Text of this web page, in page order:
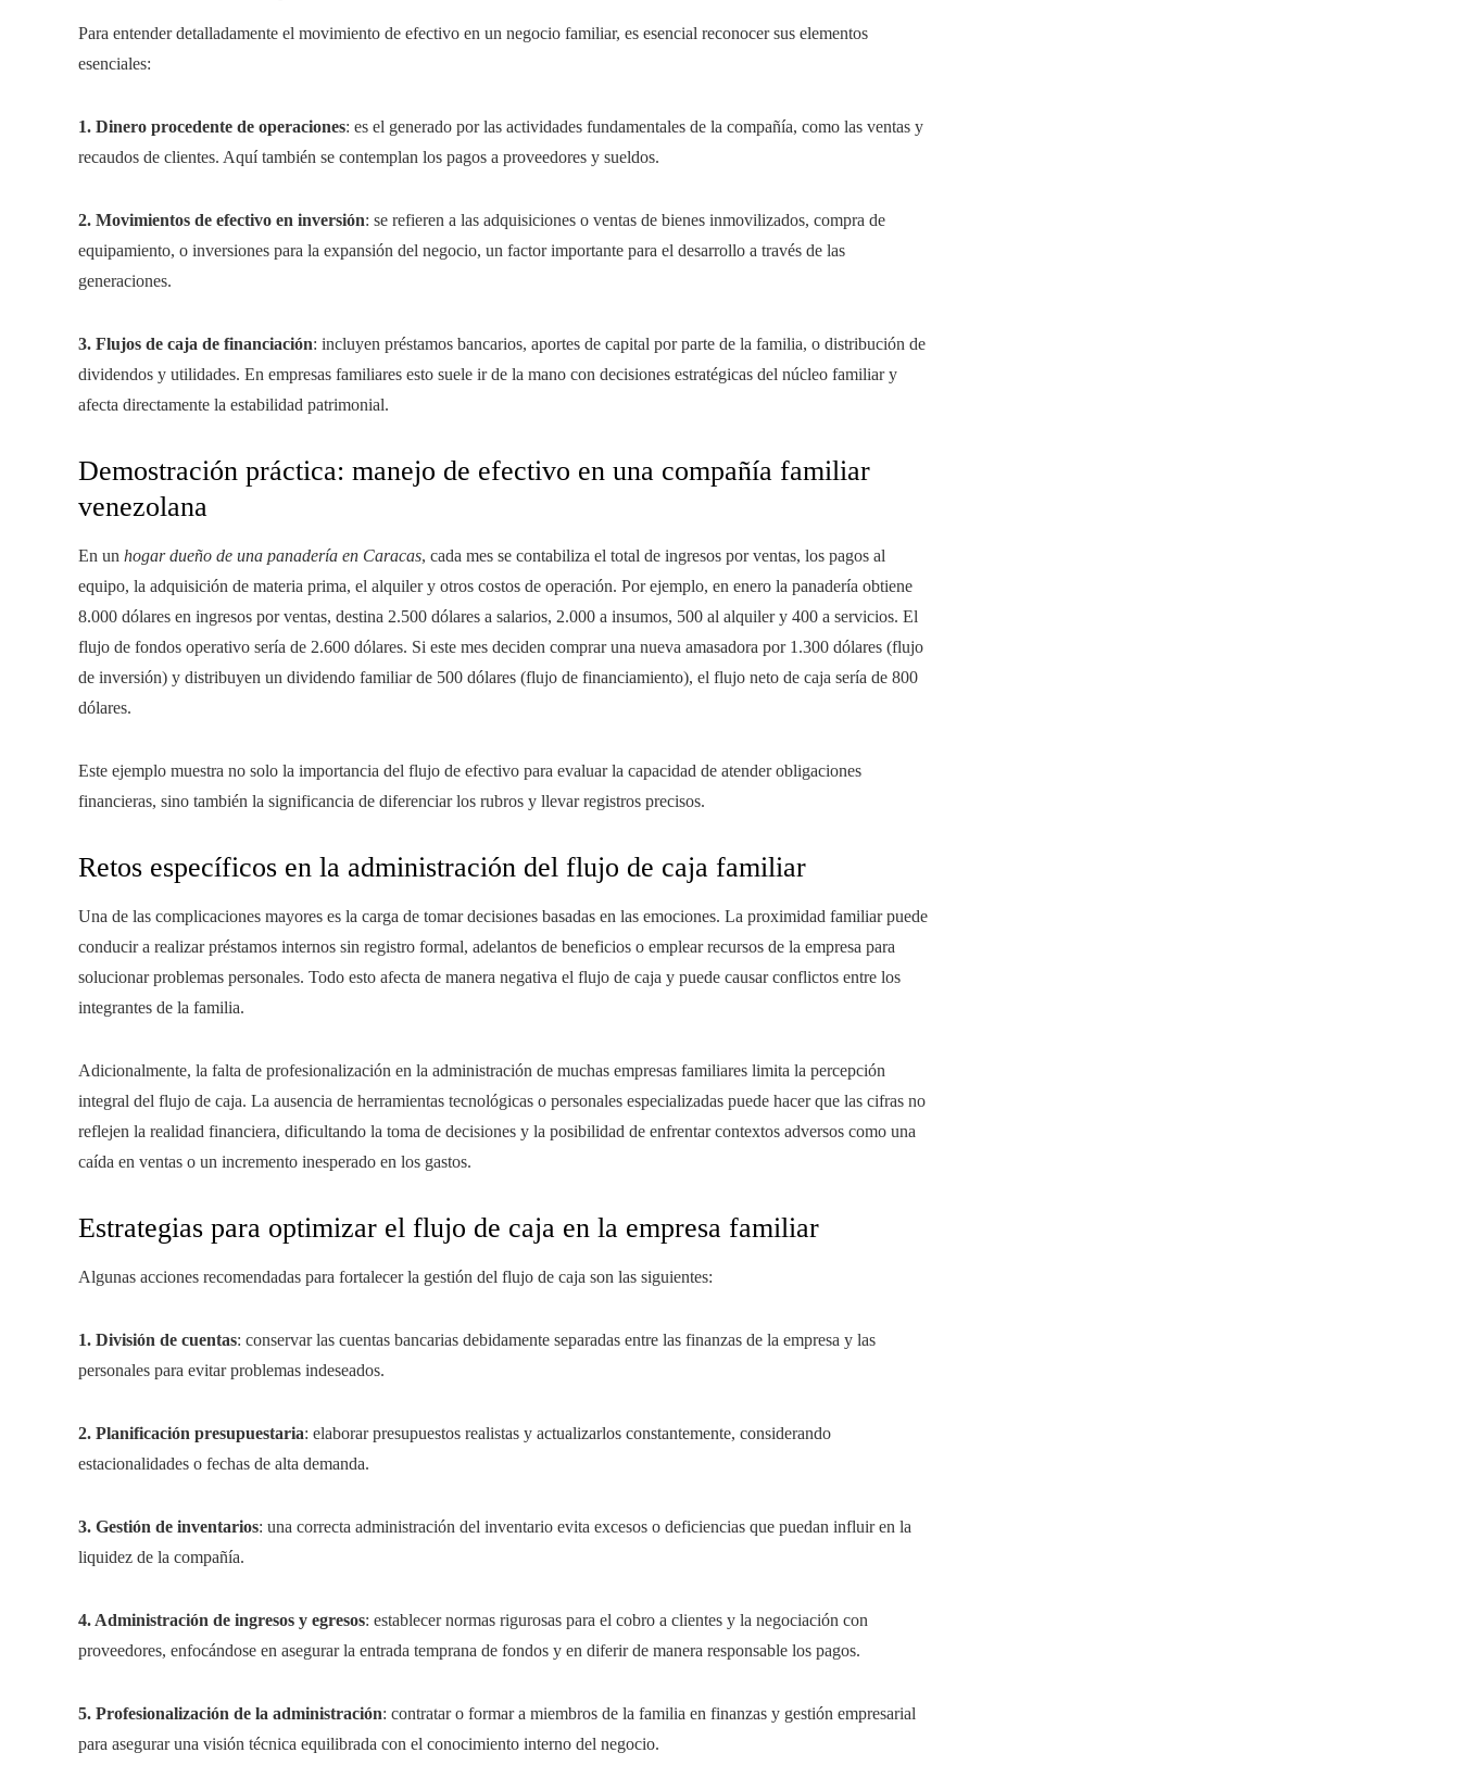
Para entender detalladamente el movimiento de efectivo en un negocio familiar, es esencial reconocer sus elementos
esenciales:
1. Dinero procedente de operaciones: es el generado por las actividades fundamentales de la compañía, como las ventas y
recaudos de clientes. Aquí también se contemplan los pagos a proveedores y sueldos.
2. Movimientos de efectivo en inversión: se refieren a las adquisiciones o ventas de bienes inmovilizados, compra de
equipamiento, o inversiones para la expansión del negocio, un factor importante para el desarrollo a través de las
generaciones.
3. Flujos de caja de financiación: incluyen préstamos bancarios, aportes de capital por parte de la familia, o distribución de
dividendos y utilidades. En empresas familiares esto suele ir de la mano con decisiones estratégicas del núcleo familiar y
afecta directamente la estabilidad patrimonial.
Demostración práctica: manejo de efectivo en una compañía familiar
venezolana
En un hogar dueño de una panadería en Caracas, cada mes se contabiliza el total de ingresos por ventas, los pagos al
equipo, la adquisición de materia prima, el alquiler y otros costos de operación. Por ejemplo, en enero la panadería obtiene
8.000 dólares en ingresos por ventas, destina 2.500 dólares a salarios, 2.000 a insumos, 500 al alquiler y 400 a servicios. El
flujo de fondos operativo sería de 2.600 dólares. Si este mes deciden comprar una nueva amasadora por 1.300 dólares (flujo
de inversión) y distribuyen un dividendo familiar de 500 dólares (flujo de financiamiento), el flujo neto de caja sería de 800
dólares.
Este ejemplo muestra no solo la importancia del flujo de efectivo para evaluar la capacidad de atender obligaciones
financieras, sino también la significancia de diferenciar los rubros y llevar registros precisos.
Retos específicos en la administración del flujo de caja familiar
Una de las complicaciones mayores es la carga de tomar decisiones basadas en las emociones. La proximidad familiar puede
conducir a realizar préstamos internos sin registro formal, adelantos de beneficios o emplear recursos de la empresa para
solucionar problemas personales. Todo esto afecta de manera negativa el flujo de caja y puede causar conflictos entre los
integrantes de la familia.
Adicionalmente, la falta de profesionalización en la administración de muchas empresas familiares limita la percepción
integral del flujo de caja. La ausencia de herramientas tecnológicas o personales especializadas puede hacer que las cifras no
reflejen la realidad financiera, dificultando la toma de decisiones y la posibilidad de enfrentar contextos adversos como una
caída en ventas o un incremento inesperado en los gastos.
Estrategias para optimizar el flujo de caja en la empresa familiar
Algunas acciones recomendadas para fortalecer la gestión del flujo de caja son las siguientes:
1. División de cuentas: conservar las cuentas bancarias debidamente separadas entre las finanzas de la empresa y las
personales para evitar problemas indeseados.
2. Planificación presupuestaria: elaborar presupuestos realistas y actualizarlos constantemente, considerando
estacionalidades o fechas de alta demanda.
3. Gestión de inventarios: una correcta administración del inventario evita excesos o deficiencias que puedan influir en la
liquidez de la compañía.
4. Administración de ingresos y egresos: establecer normas rigurosas para el cobro a clientes y la negociación con
proveedores, enfocándose en asegurar la entrada temprana de fondos y en diferir de manera responsable los pagos.
5. Profesionalización de la administración: contratar o formar a miembros de la familia en finanzas y gestión empresarial
para asegurar una visión técnica equilibrada con el conocimiento interno del negocio.